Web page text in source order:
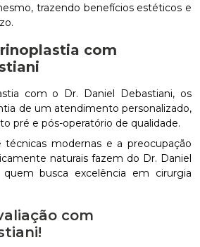
trazendo benefícios estéticos e
com
com o Dr. Daniel Debastiani, os
de um atendimento personalizado,
pré e pós-operatório de qualidade.
modernas e a preocupação
naturais fazem do Dr. Daniel
busca excelência em cirurgia
com